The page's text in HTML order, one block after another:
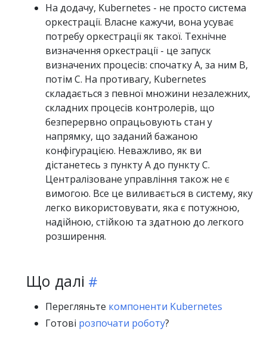
На додачу, Kubernetes - не просто система
оркестрації. Власне кажучи, вона усуває
потребу оркестрації як такої. Технічне
визначення оркестрації - це запуск
визначених процесів: спочатку A, за ним B,
потім C. На противагу, Kubernetes
складається з певної множини незалежних,
складних процесів контролерів, що
безперервно опрацьовують стан у
напрямку, що заданий бажаною
конфігурацією. Неважливо, як ви
дістанетесь з пункту A до пункту C.
Централізоване управління також не є
вимогою. Все це виливається в систему, яку
легко використовувати, яка є потужною,
надійною, стійкою та здатною до легкого
розширення.
Що далі
Перегляньте компоненти Kubernetes
Готові розпочати роботу?